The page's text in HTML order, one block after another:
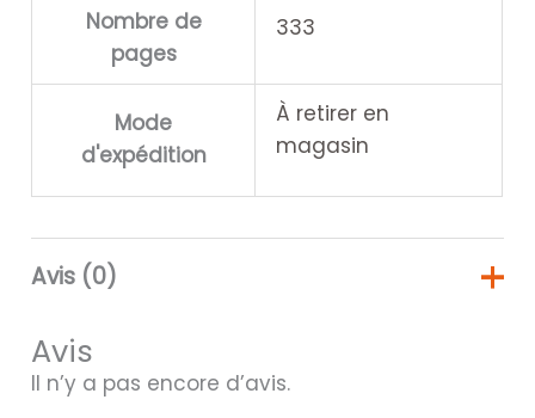
Nombre de
pages
333
Mode
d'expédition
À retirer en
magasin
Avis (0)
Avis
Il n’y a pas encore d’avis.